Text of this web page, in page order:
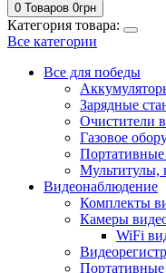
0 Товаров 0грн
Категория товара:
Все категории
Все для победы
Зарядные
Очистители
Газовое
Мультитулы,
Видеонаблюдение
Комплекты
Камеры
WiFi
Портативные